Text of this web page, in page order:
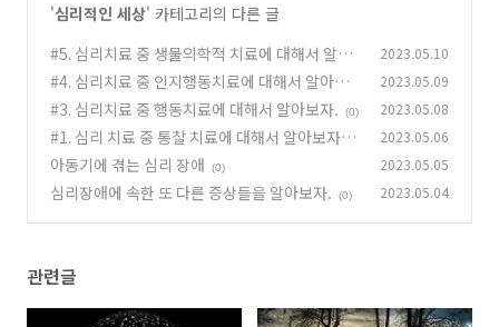
'심리적인 세상' 카테고리의 다른 글
#5. 심리치료 중 생물의학적 치료에 대해서 알아
보자.
(0)
2023.05.10
#4. 심리치료 중 인지행동치료에 대해서 알아보
자.
(0)
2023.05.09
#3. 심리치료 중 행동치료에 대해서 알아보자. (0) 2023.05.08
#1. 심리 치료 중 통찰 치료에 대해서 알아보자.
(0)
2023.05.06
아동기에 겪는 심리 장애 (0) 2023.05.05
심리장애에 속한 또 다른 증상들을 알아보자. (0) 2023.05.04
관련글